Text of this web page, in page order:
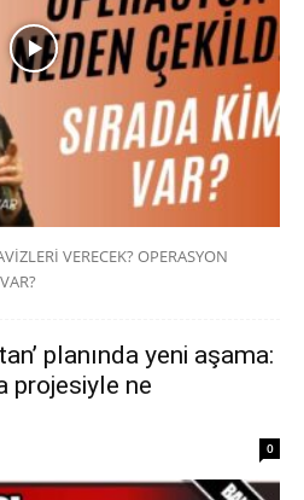
VERECEK? OPERASYON
planında yeni aşama:
projesiyle ne
0